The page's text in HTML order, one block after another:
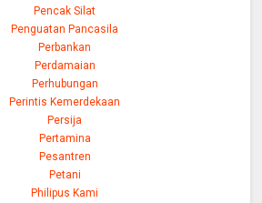
Pencak Silat
Penguatan Pancasila
Perbankan
Perdamaian
Perhubungan
Perintis Kemerdekaan
Persija
Pertamina
Pesantren
Petani
Philipus Kami